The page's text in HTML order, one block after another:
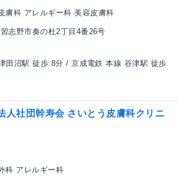
膚科 アレルギー科 美容皮膚科
志野市奏の杜2丁目4番26号
田沼駅 徒歩 8分 / 京成電鉄 本線 谷津駅 徒歩
人社団幹寿会 さいとう皮膚科クリニ
科 アレルギー科